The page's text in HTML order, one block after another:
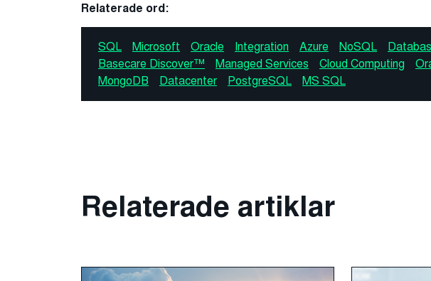
Relaterade ord:
SQL Microsoft Oracle Integration Azure NoSQL
Basecare Discover™
Managed Services Cloud Computing
MongoDB
Datacenter PostgreSQL MS SQL
Relaterade artiklar